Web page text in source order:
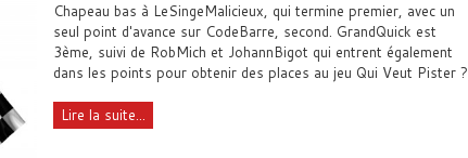
Chapeau bas à LeSingeMalicieux, qui termine premier, avec un
seul point d'avance sur CodeBarre, second. GrandQuick est
3ème, suivi de RobMich et JohannBigot qui entrent également
dans les points pour obtenir des places au jeu Qui Veut Pister ?
Lire la suite...